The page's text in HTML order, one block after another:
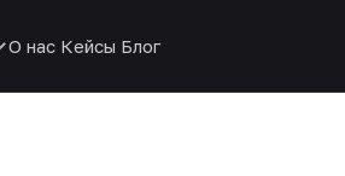
О нас Кейсы Блог